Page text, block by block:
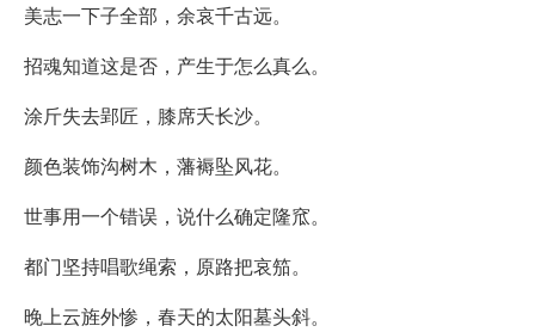
美志一下子全部，余哀千古远。
招魂知道这是否，产生于怎么真么。
涂斤失去郢匠，膝席夭长沙。
颜色装饰沟树木，藩褥坠风花。
世事用一个错误，说什么确定隆窊。
都门坚持唱歌绳索，原路把哀笳。
晚上云旌外惨，春天的太阳墓头斜。